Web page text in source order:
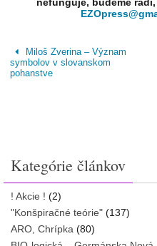
Miloš Zverina – Význam
symbolov v slovanskom
pohanstve
Kategórie článkov
! Akcie ! (2)
"Konšpiračné teórie" (137)
ARO, Chrípka (80)